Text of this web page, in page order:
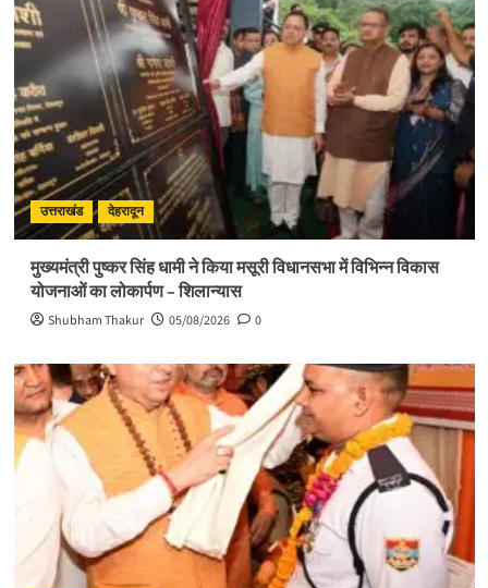
उत्तराखंड देहरादून
मुख्यमंत्री पुष्कर सिंह धामी ने किया मसूरी विधानसभा में विभिन्न विकास
योजनाओं का लोकार्पण – शिलान्यास
Shubham Thakur 05/08/2026 0